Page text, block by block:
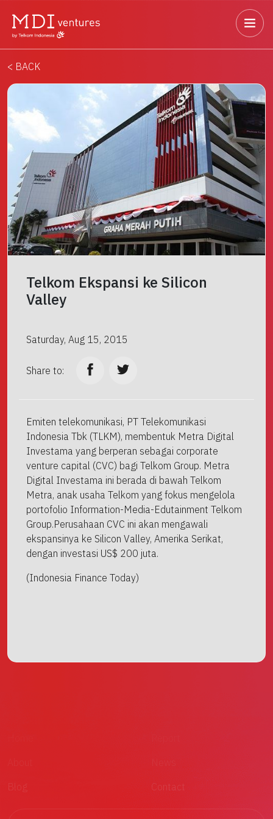
< BACK
Telkom Ekspansi ke Silicon
Valley
Saturday, Aug 15, 2015
Share to:
Emiten telekomunikasi, PT Telekomunikasi
Indonesia Tbk (TLKM), membentuk Metra Digital
Investama yang berperan sebagai corporate
venture capital (CVC) bagi Telkom Group. Metra
Digital Investama ini berada di bawah Telkom
Metra, anak usaha Telkom yang fokus mengelola
portofolio Information-Media-Edutainment Telkom
Group.Perusahaan CVC ini akan mengawali
ekspansinya ke Silicon Valley, Amerika Serikat,
dengan investasi US$ 200 juta.
(Indonesia Finance Today)
Blog
Contact